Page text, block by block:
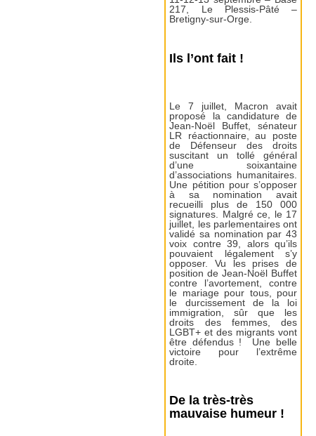
217, Le Plessis-Pâté –
Bretigny-sur-Orge.
Ils l’ont fait !
Le 7 juillet, Macron avait
proposé la candidature de
Jean-Noël Buffet, sénateur
LR réactionnaire, au poste
de Défenseur des droits
suscitant un tollé général
d’une soixantaine
d’associations humanitaires.
Une pétition pour s’opposer
à sa nomination avait
recueilli plus de 150 000
signatures. Malgré ce, le 17
juillet, les parlementaires ont
validé sa nomination par 43
voix contre 39, alors qu’ils
pouvaient légalement s’y
opposer. Vu les prises de
position de Jean-Noël Buffet
contre l’avortement, contre
le mariage pour tous, pour
le durcissement de la loi
immigration, sûr que les
droits des femmes, des
LGBT+ et des migrants vont
être défendus ! Une belle
victoire pour l’extrême
droite.
De la très-très
mauvaise humeur !